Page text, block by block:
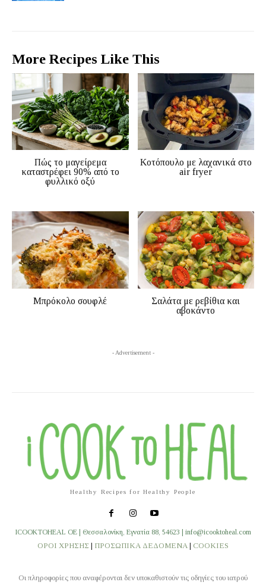
More Recipes Like This
Πώς το μαγείρεμα
καταστρέφει 90% από το
φυλλικό οξύ
Κοτόπουλο με λαχανικά στο
air fryer
Μπρόκολο σουφλέ
Σαλάτα με ρεβίθια και
αβοκάντο
- Advertisement -
Healthy Recipes for Healthy People
ICOOKTOHEAL OE | Θεσσαλονίκη, Εγνατία 88, 54623 | info@icooktoheal.com
ΟΡΟΙ ΧΡΗΣΗΣ | ΠΡΟΣΩΠΙΚΑ ΔΕΔΟΜΕΝΑ | COOKIES
Οι πληροφορίες που αναφέρονται δεν υποκαθιστούν τις οδηγίες του ιατρού